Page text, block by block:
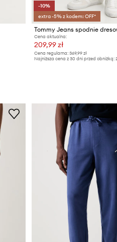
-10%
extra -5% z kodem: OFF*
Tommy Jeans spodnie
Cena aktualna:
209,99 zł
Cena regularna: 369,99 zł
Najniższa cena z 30 dni przed obniżką: